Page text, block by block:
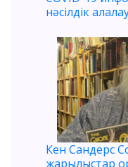
нәсілдік
Кен Сандерс
жарылыстар